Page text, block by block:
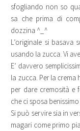
sfogliando non so
sa che prima di
dozzina ^_^
L’originale si
usando la zucca. Vi
E’ davvero
la zucca. Per la
per dare cremosità e
che ci sposa
Si può servire sia in
magari come primo